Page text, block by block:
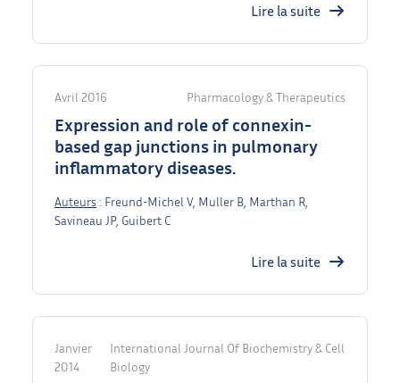
Lire la suite
Avril 2016 Pharmacology & Therapeutics
Expression and role of connexin-
based gap junctions in pulmonary
inflammatory diseases.
Auteurs : Freund-Michel V, Muller B, Marthan R,
Savineau JP, Guibert C
Lire la suite
Janvier
2014
International Journal Of Biochemistry & Cell
Biology